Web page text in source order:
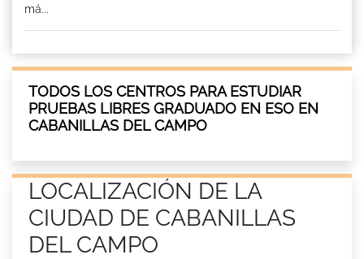
má...
TODOS LOS CENTROS PARA ESTUDIAR
PRUEBAS LIBRES GRADUADO EN ESO EN
CABANILLAS DEL CAMPO
LOCALIZACIÓN DE LA
CIUDAD DE CABANILLAS
DEL CAMPO